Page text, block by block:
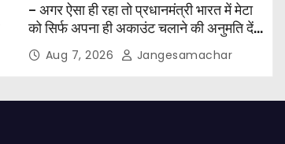
– अगर ऐसा ही रहा तो प्रधानमंत्री भारत में मेटा
को सिर्फ अपना ही अकाउंट चलाने की अनुमति देंगे
– केजरीवाल
Aug 7, 2026 Jangesamachar